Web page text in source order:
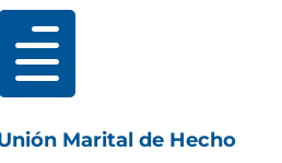

Marital de Hecho